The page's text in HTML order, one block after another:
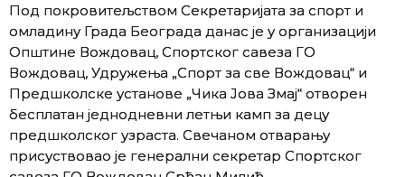
Под покровитељством Секретаријата за спорт и
омладину Града Београда данас је у организацији
Општине Вождовац, Спортског савеза ГO
Вождовац, Удружења „Спорт за све Вождовац“ и
Предшколске установе „Чика Јова Змај“ отворен
бесплатан једнодневни летњи камп за децу
предшколског узраста. Свечаном отварању
присуствовао је генерални секретар Спортског